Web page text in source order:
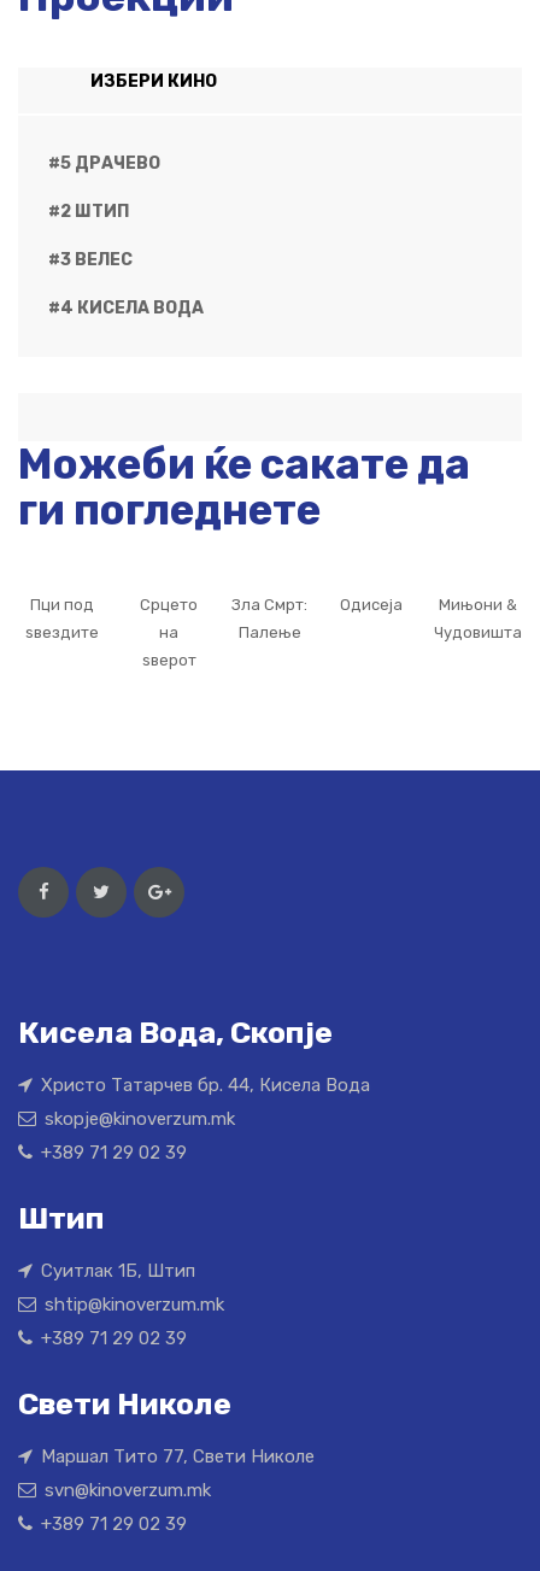
ИЗБЕРИ КИНО
#5 ДРАЧЕВО
#2 ШТИП
#3 ВЕЛЕС
#4 КИСЕЛА ВОДА
Можеби ќе сакате да
ги погледнете
Пци под
ѕвездите
Срцето
на
ѕверот
Зла Смрт:
Палење
Одисеја
Мињони &
Чудовишта
Кисела Вода, Скопје
Христо Татарчев бр. 44, Кисела Вода
skopje@kinoverzum.mk
+389 71 29 02 39
Штип
Суитлак 1Б, Штип
shtip@kinoverzum.mk
+389 71 29 02 39
Свети Николе
Маршал Тито 77, Свети Николе
svn@kinoverzum.mk
+389 71 29 02 39